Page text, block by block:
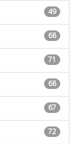
49
68
71
68
67
72